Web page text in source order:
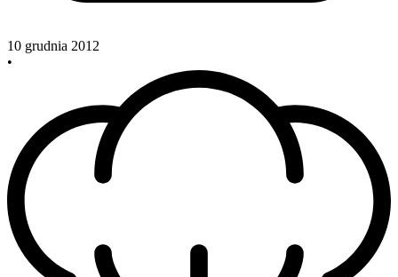
10 grudnia 2012
•